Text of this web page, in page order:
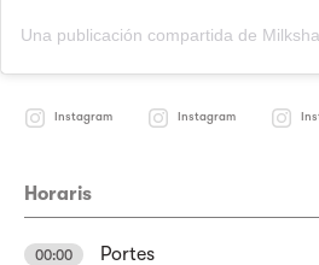
Instagram Instagram
Horaris
00:00 Portes